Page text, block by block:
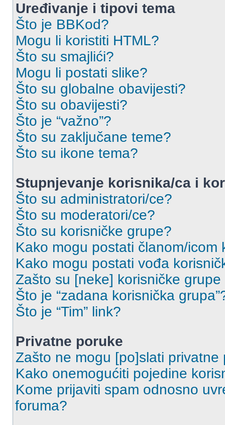
Uređivanje i tipovi tema
Što je BBKod?
Mogu li koristiti HTML?
Što su smajlići?
Mogu li postati slike?
Što su globalne obavijesti?
Što su obavijesti?
Što je “važno”?
Što su zaključane teme?
Što su ikone tema?
Stupnjevanje korisnika/ca i
Što su administratori/ce?
Što su moderatori/ce?
Što su korisničke grupe?
Kako mogu postati članom/icom
Kako mogu postati vođa
Zašto su [neke] korisničke
Što je “zadana korisnička
Što je “Tim” link?
Privatne poruke
Zašto ne mogu [po]slati privatne
Kako onemogućiti pojedine
Kome prijaviti spam odnosno
foruma?